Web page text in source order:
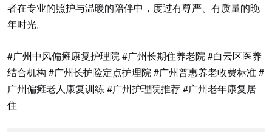
者在专业的照护与温暖的陪伴中，度过有尊严、有质量的晚
年时光。
#广州中风偏瘫康复护理院 #广州长期住养老院 #白云区医养
结合机构 #广州长护险定点护理院 #广州普惠养老收费标准 #
广州偏瘫老人康复训练 #广州护理院推荐 #广州老年康复居
住